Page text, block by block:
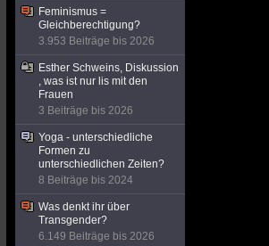
Feminismus =
Gleichberechtigung?
3.953 Beiträge bis 2026
Esther Schweins, Diskussion
, was ist nur lis mit den
Frauen
3 Beiträge bis 2026
Yoga - unterschiedliche
Formen zu
unterschiedlichen Zeiten?
8 Beiträge bis 2024
Was denkt ihr über
Transgender?
6.149 Beiträge bis 2026